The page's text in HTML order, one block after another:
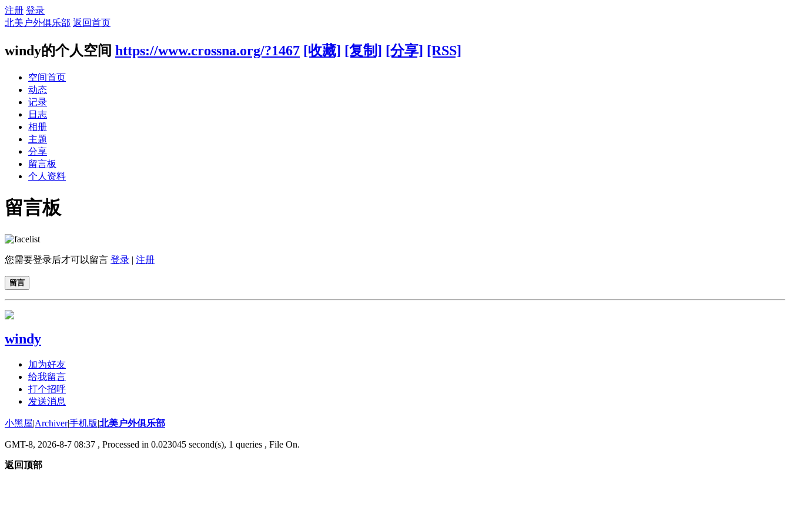
注册 登录
北美户外俱乐部 返回首页
windy的个人空间 https://www.crossna.org/?1467 [收藏] [复制] [分享] [RSS]
空间首页
动态
记录
日志
相册
主题
分享
留言板
个人资料
留言板
您需要登录后才可以留言 登录 | 注册
留言
windy
加为好友
给我留言
打个招呼
发送消息
小黑屋|Archiver|手机版|北美户外俱乐部
GMT-8, 2026-8-7 08:37 , Processed in 0.023045 second(s), 1 queries , File On.
返回顶部